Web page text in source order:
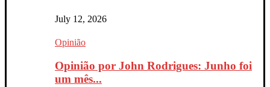
July 12, 2026
Opinião
Opinião por John Rodrigues: Junho foi
um mês...